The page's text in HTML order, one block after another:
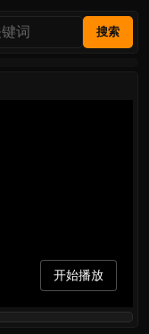
搜索
开始播放